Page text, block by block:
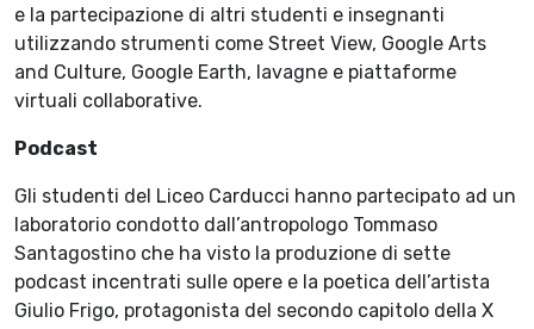
e la partecipazione di altri studenti e insegnanti
utilizzando strumenti come Street View, Google Arts
and Culture, Google Earth, lavagne e piattaforme
virtuali collaborative.
Podcast
Gli studenti del Liceo Carducci hanno partecipato ad un
laboratorio condotto dall’antropologo Tommaso
Santagostino che ha visto la produzione di sette
podcast incentrati sulle opere e la poetica dell’artista
Giulio Frigo, protagonista del secondo capitolo della X